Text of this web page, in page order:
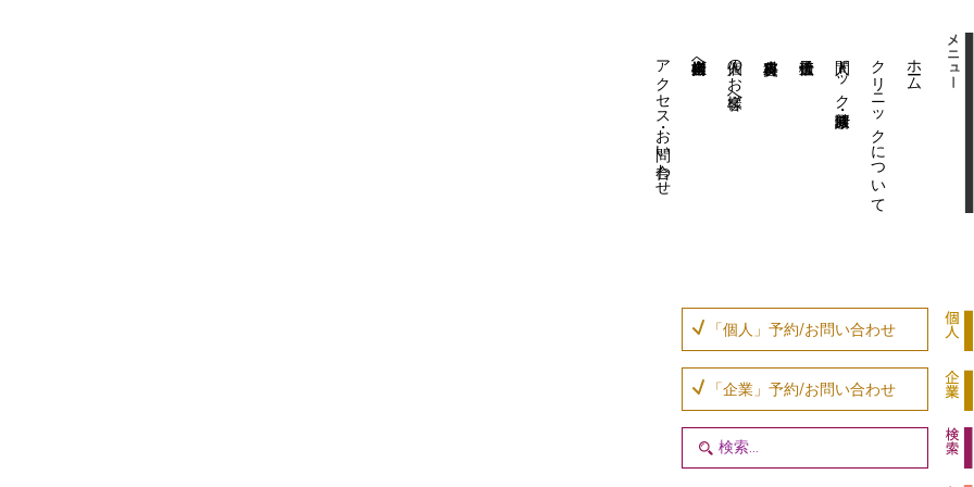
アクセス・お問い合わせ 企業内担当者様へ 個人のお客様へ 人間ドック・健康診断 クリニックについて ホーム
「個人」予約/お問い合わせ
「企業」予約/お問い合わせ